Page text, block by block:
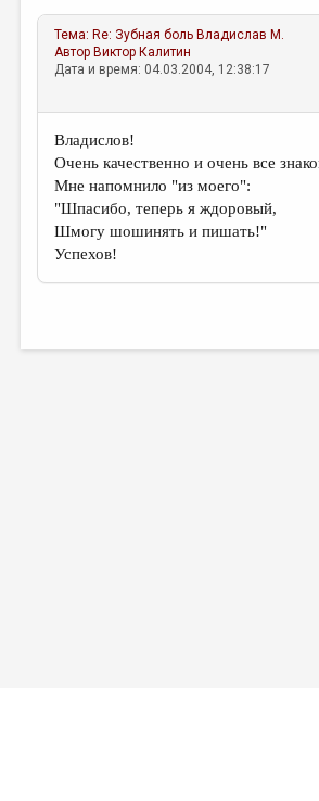
Тема: Re: Зубная боль Владислав М.
Автор Виктор Калитин
Дата и время: 04.03.2004, 12:38:17
Владислов!
Очень качественно и очень все
Мне напомнило "из моего":
"Шпасибо, теперь я ждоровый,
Шмогу шошинять и пишать!"
Успехов!